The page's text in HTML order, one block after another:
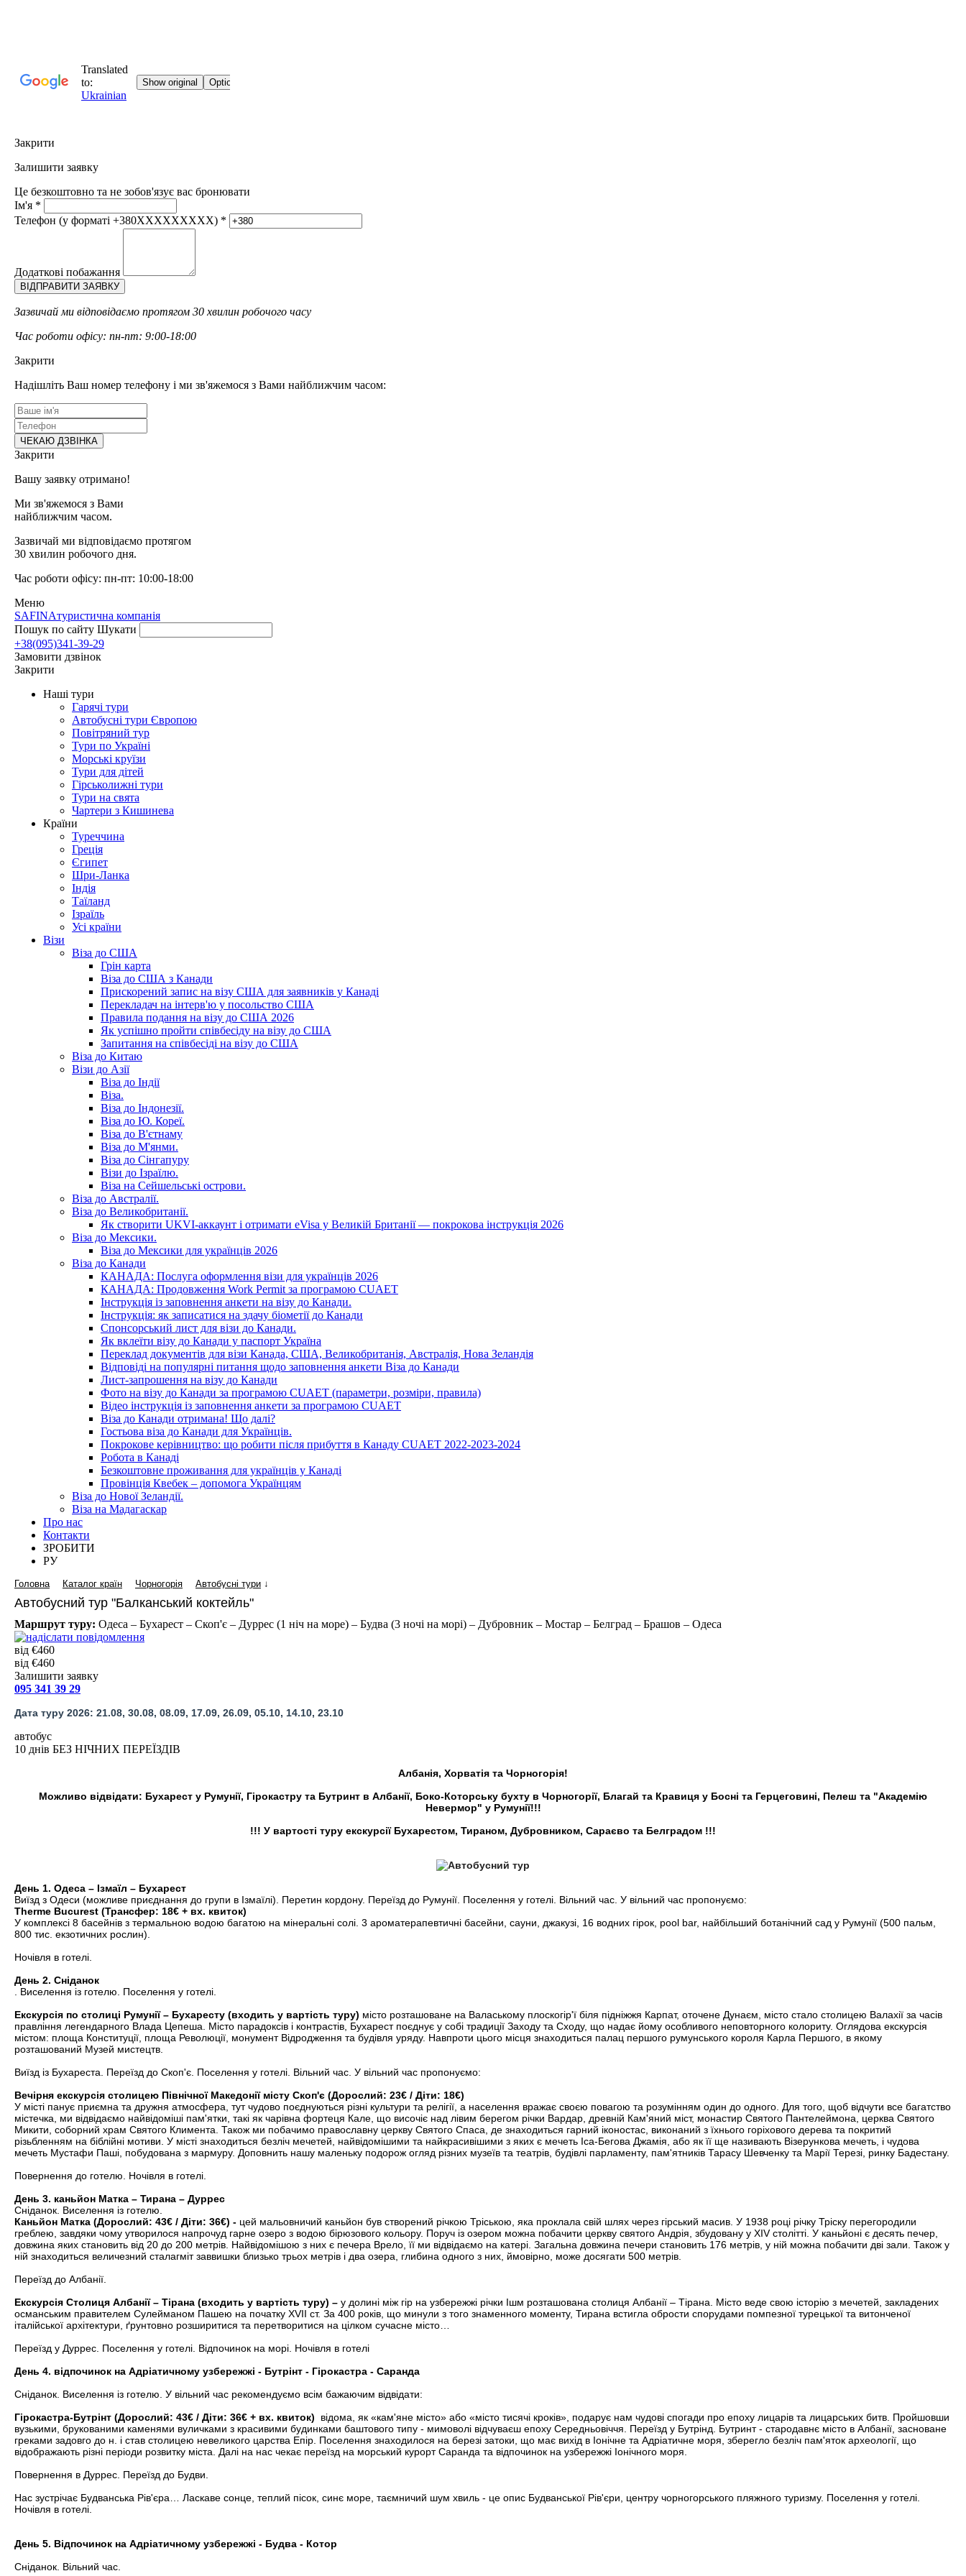
Закрити
Залишити заявку
Це безкоштовно та не зобов'язує вас бронювати
Ім'я *
Телефон (у форматі +380XXXXXXXXX) *
Додаткові побажання
Зазвичай ми відповідаємо протягом 30 хвилин робочого часу
Час роботи офісу: пн-пт: 9:00-18:00
Закрити
Надішліть Ваш номер телефону і ми зв'яжемося з Вами найближчим часом:
Закрити
Вашу заявку отримано!
Ми зв'яжемося з Вами
найближчим часом.
Зазвичай ми відповідаємо протягом
30 хвилин робочого дня.
Час роботи офісу: пн-пт: 10:00-18:00
Меню
SAFINAтуристична компанія
Пошук по сайту Шукати
+38(095)341-39-29
Замовити дзвінок
Закрити
Наші тури
Гарячі тури
Автобусні тури Європою
Повітряний тур
Тури по Україні
Морські круїзи
Тури для дітей
Гірськолижні тури
Тури на свята
Чартери з Кишинева
Країни
Туреччина
Греція
Єгипет
Шри-Ланка
Індія
Таїланд
Ізраїль
Усі країни
Візи
Віза до США
Грін карта
Віза до США з Канади
Прискорений запис на візу США для заявників у Канаді
Перекладач на інтерв'ю у посольство США
Правила подання на візу до США 2026
Як успішно пройти співбесіду на візу до США
Запитання на співбесіді на візу до США
Віза до Китаю
Візи до Азії
Віза до Індії
Віза.
Віза до Індонезії.
Віза до Ю. Кореї.
Віза до В'єтнаму
Віза до М'янми.
Віза до Сінгапуру
Візи до Ізраїлю.
Віза на Сейшельські острови.
Віза до Австралії.
Віза до Великобританії.
Як створити UKVI-аккаунт і отримати eVisa у Великій Британії — покрокова інструкція 2026
Віза до Мексики.
Віза до Мексики для українців 2026
Віза до Канади
КАНАДА: Послуга оформлення візи для українців 2026
КАНАДА: Продовження Work Permit за програмою CUAET
Інструкція із заповнення анкети на візу до Канади.
Інструкція: як записатися на здачу біометії до Канади
Спонсорський лист для візи до Канади.
Як вклеїти візу до Канади у паспорт Україна
Переклад документів для візи Канада, США, Великобританія, Австралія, Нова Зеландія
Відповіді на популярні питання щодо заповнення анкети Віза до Канади
Лист-запрошення на візу до Канади
Фото на візу до Канади за програмою CUAET (параметри, розміри, правила)
Відео інструкція із заповнення анкети за програмою CUAET
Віза до Канади отримана! Що далі?
Гостьова віза до Канади для Українців.
Покрокове керівництво: що робити після прибуття в Канаду CUAET 2022-2023-2024
Робота в Канаді
Безкоштовне проживання для українців у Канаді
Провінція Квебек – допомога Українцям
Віза до Нової Зеландії.
Віза на Мадагаскар
Про нас
Контакти
ЗРОБИТИ
РУ
Головна Каталог країн Чорногорія Автобусні тури ↓
Автобусний тур "Балканський коктейль"
Маршрут туру: Одеса – Бухарест – Скоп'є – Дуррес (1 ніч на море) – Будва (3 ночі на морі) – Дубровник – Мостар – Белград – Брашов – Одеса
від €460
від €460
Залишити заявку
095 341 39 29
Дата туру 2026: 21.08, 30.08, 08.09, 17.09, 26.09, 05.10, 14.10, 23.10
автобус
10 днів БЕЗ НІЧНИХ ПЕРЕЇЗДІВ
Албанія, Хорватія та Чорногорія!
Можливо відвідати: Бухарест у Румунії, Гірокастру та Бутринт в Албанії, Боко-Которську бухту в Чорногорії, Благай та Кравиця у Босні та Герцеговині, Пелеш та "Академію
Невермор" у Румунії!!!
!!! У вартості туру екскурсії Бухарестом, Тираном, Дубровником, Сараєво та Белградом !!!
День 1. Одеса – Ізмаїл – Бухарест
Виїзд з Одеси (можливе приєднання до групи в Ізмаїлі). Перетин кордону. Переїзд до Румунії. Поселення у готелі. Вільний час. У вільний час пропонуємо:
Therme Bucurest (Трансфер: 18€ + вх. квиток)
У комплексі 8 басейнів з термальною водою багатою на мінеральні солі. 3 ароматерапевтичні басейни, сауни, джакузі, 16 водних гірок, pool bar, найбільший ботанічний сад у Румунії (500 пальм,
800 тис. екзотичних рослин).
Ночівля в готелі.
День 2. Сніданок
. Виселення із готелю. Поселення у готелі.
Екскурсія по столиці Румунії – Бухаресту (входить у вартість туру) місто розташоване на Валаському плоскогір'ї біля підніжжя Карпат, оточене Дунаєм, місто стало столицею Валахії за часів
правління легендарного Влада Цепеша. Місто парадоксів і контрастів, Бухарест поєднує у собі традиції Заходу та Сходу, що надає йому особливого неповторного колориту. Оглядова екскурсія
містом: площа Конституції, площа Революції, монумент Відродження та будівля уряду. Навпроти цього місця знаходиться палац першого румунського короля Карла Першого, в якому
розташований Музей мистецтв.
Виїзд із Бухареста. Переїзд до Скоп'є. Поселення у готелі. Вільний час. У вільний час пропонуємо:
Вечірня екскурсія столицею Північної Македонії місту Скоп'є (Дорослий: 23€ / Діти: 18€)
У місті панує приємна та дружня атмосфера, тут чудово поєднуються різні культури та релігії, а населення вражає своєю повагою та розумінням один до одного. Для того, щоб відчути все багатство
містечка, ми відвідаємо найвідоміші пам'ятки, такі як чарівна фортеця Кале, що височіє над лівим берегом річки Вардар, древній Кам'яний міст, монастир Святого Пантелеймона, церква Святого
Микити, соборний храм Святого Климента. Також ми побачимо православну церкву Святого Спаса, де знаходиться гарний іконостас, виконаний з їхнього горіхового дерева та покритий
різьбленням на біблійні мотиви. У місті знаходиться безліч мечетей, найвідомішими та найкрасивішими з яких є мечеть Іса-Бегова Джамія, або як її ще називають Візерункова мечеть, і чудова
мечеть Мустафи Паші, побудована з мармуру. Доповнить нашу маленьку подорож огляд різних музеїв та театрів, будівлі парламенту, пам'ятників Тарасу Шевченку та Марії Терезі, ринку Бадестану.
Повернення до готелю. Ночівля в готелі.
День 3. каньйон Матка – Тирана – Дуррес
Сніданок. Виселення із готелю.
Каньйон Матка (Дорослий: 43€ / Діти: 36€) - цей мальовничий каньйон був створений річкою Тріською, яка проклала свій шлях через гірський масив. У 1938 році річку Тріску перегородили
греблею, завдяки чому утворилося напрочуд гарне озеро з водою бірюзового кольору. Поруч із озером можна побачити церкву святого Андрія, збудовану у XIV столітті. У каньйоні є десять печер,
довжина яких становить від 20 до 200 метрів. Найвідомішою з них є печера Врело, її ми відвідаємо на катері. Загальна довжина печери становить 176 метрів, у ній можна побачити дві зали. Також у
ній знаходиться величезний сталагміт заввишки близько трьох метрів і два озера, глибина одного з них, ймовірно, може досягати 500 метрів.
Переїзд до Албанії.
Екскурсія Столиця Албанії – Тірана (входить у вартість туру) – у долині між гір на узбережжі річки Ішм розташована столиця Албанії – Тірана. Місто веде свою історію з мечетей, закладених
османським правителем Сулейманом Пашею на початку XVII ст. За 400 років, що минули з того знаменного моменту, Тирана встигла обрости спорудами помпезної турецької та витонченої
італійської архітектури, ґрунтовно розширитися та перетворитися на цілком сучасне місто…
Переїзд у Дуррес. Поселення у готелі. Відпочинок на морі. Ночівля в готелі
День 4. відпочинок на Адріатичному узбережжі - Бутрінт - Гірокастра - Саранда
Сніданок. Виселення із готелю. У вільний час рекомендуємо всім бажаючим відвідати:
Гірокастра-Бутрінт (Дорослий: 43€ / Діти: 36€ + вх. квиток)
відома, як «кам'яне місто» або «місто тисячі кроків», подарує нам чудові спогади про епоху лицарів та лицарських битв. Пройшовши
вузькими, брукованими каменями вуличками з красивими будинками баштового типу - мимоволі відчуваєш епоху Середньовіччя. Переїзд у Бутрінд. Бутринт - стародавнє місто в Албанії, засноване
греками задовго до н. і став столицею невеликого царства Епір. Поселення знаходилося на березі затоки, що має вихід в Іонічне та Адріатичне моря, зберегло безліч пам'яток археології, що
відображають різні періоди розвитку міста. Далі на нас чекає переїзд на морський курорт Саранда та відпочинок на узбережжі Іонічного моря.
Повернення в Дуррес. Переїзд до Будви.
Нас зустрічає Будванська Рів'єра… Ласкаве сонце, теплий пісок, синє море, таємничий шум хвиль - це опис Будванської Рів'єри, центру чорногорського пляжного туризму. Поселення у готелі.
Ночівля в готелі.
День 5. Відпочинок на Адріатичному узбережжі - Будва - Котор
Сніданок. Вільний час.